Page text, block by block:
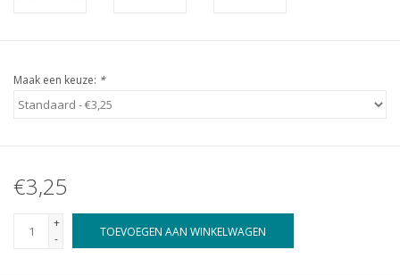
Maak een keuze: *
€3,25
+
-
TOEVOEGEN AAN WINKELWAGEN